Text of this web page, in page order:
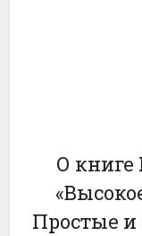
О
Простые